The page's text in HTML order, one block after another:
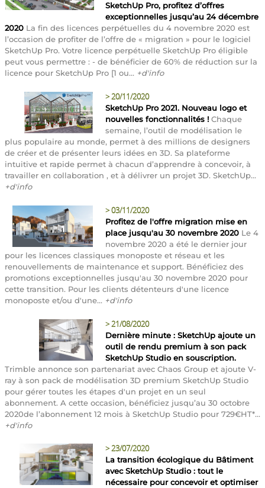
SketchUp Pro, profitez d’offres
exceptionnelles jusqu’au 24 décembre
2020 La fin des licences perpétuelles du 4 novembre 2020 est
l’occasion de profiter de l’offre de « migration » pour le logiciel
SketchUp Pro. Votre licence perpétuelle SketchUp Pro éligible
peut vous permettre : - de bénéficier de 60% de réduction sur la
licence pour SketchUp Pro [1 ou... +d'info
>20/11/2020
SketchUp Pro 2021. Nouveau logo et
nouvelles fonctionnalités ! Chaque
semaine, l’outil de modélisation le
plus populaire au monde, permet à des millions de designers
de créer et de présenter leurs idées en 3D. Sa plateforme
intuitive et rapide permet à chacun d’apprendre à concevoir, à
travailler en collaboration , et à délivrer un projet 3D. SketchUp...
+d'info
>03/11/2020
Profitez de l'offre migration mise en
place jusqu'au 30 novembre 2020 Le 4
novembre 2020 a été le dernier jour
pour les licences classiques monoposte et réseau et les
renouvellements de maintenance et support. Bénéficiez des
promotions exceptionnelles jusqu'au 30 novembre 2020 pour
cette transition. Pour les clients détenteurs d'une licence
monoposte et/ou d'une... +d'info
>21/08/2020
Dernière minute : SketchUp ajoute un
outil de rendu premium à son pack
SketchUp Studio en souscription.
Trimble annonce son partenariat avec Chaos Group et ajoute V-
ray à son pack de modélisation 3D premium SketchUp Studio
pour gérer toutes les étapes d'un projet en un seul
abonnement. A cette occasion, bénéficiez jusqu’au 30 octobre
2020de l’abonnement 12 mois à SketchUp Studio pour 729€HT*...
+d'info
>23/07/2020
La transition écologique du Bâtiment
avec SketchUp Studio : tout le
nécessaire pour concevoir et optimiser